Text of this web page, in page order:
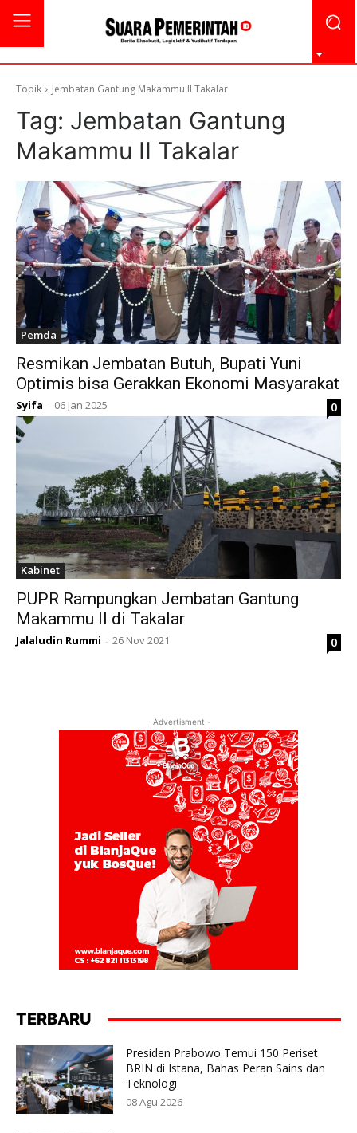
Topik Jembatan Gantung Makammu II Takalar
Tag: Jembatan Gantung
Makammu II Takalar
Pemda
Resmikan Jembatan Butuh, Bupati Yuni
Optimis bisa Gerakkan Ekonomi Masyarakat
Syifa - 06 Jan 2025 0
Kabinet
PUPR Rampungkan Jembatan Gantung
Makammu II di Takalar
Jalaludin Rummi - 26 Nov 2021 0
- Advertisment -
TERBARU
Presiden Prabowo Temui 150 Periset
BRIN di Istana, Bahas Peran Sains dan
Teknologi
08 Agu 2026